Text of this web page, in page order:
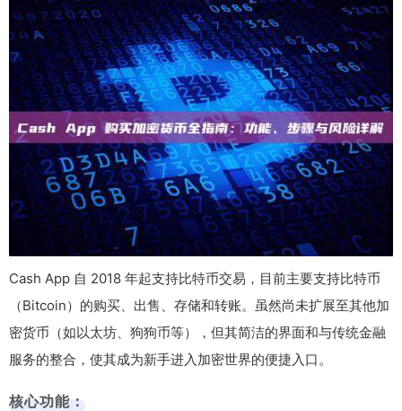
Cash App 自 2018 年起支持比特币交易，目前主要支持比特币
（Bitcoin）的购买、出售、存储和转账。虽然尚未扩展至其他加
密货币（如以太坊、狗狗币等），但其简洁的界面和与传统金融
服务的整合，使其成为新手进入加密世界的便捷入口。
核心功能：